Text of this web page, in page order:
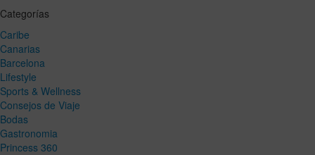
Categorías
Caribe
Canarias
Barcelona
Lifestyle
Sports & Wellness
Consejos de Viaje
Bodas
Gastronomia
Princess 360